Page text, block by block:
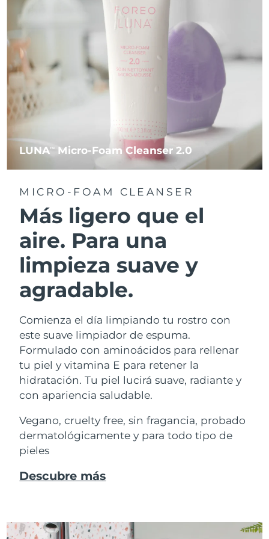
LUNATM Micro-Foam Cleanser 2.0
MICRO-FOAM CLEANSER
Más ligero que el
aire. Para una
limpieza suave y
agradable.
Comienza el día limpiando tu rostro con
este suave limpiador de espuma.
Formulado con aminoácidos para rellenar
tu piel y vitamina E para retener la
hidratación. Tu piel lucirá suave, radiante y
con apariencia saludable.
Vegano, cruelty free, sin fragancia, probado
dermatológicamente y para todo tipo de
pieles
Descubre más